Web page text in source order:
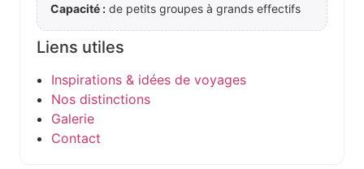
Capacité : de petits groupes à grands effectifs
Liens utiles
Inspirations & idées de voyages
Nos distinctions
Galerie
Contact